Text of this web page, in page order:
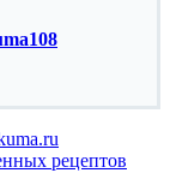
рецептов